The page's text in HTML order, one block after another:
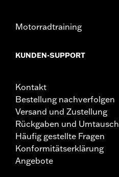
Motorradtraining
KUNDEN-SUPPORT
Kontakt
Bestellung nachverfolgen
Versand und Zustellung
Rückgaben und Umtausch
Häufig gestellte Fragen
Konformitätserklärung
Angebote